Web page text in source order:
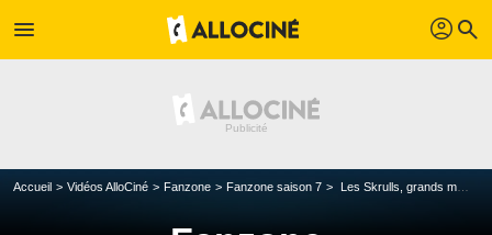
menu profil search
Accueil Vidéos AlloCiné Fanzone Fanzone saison 7 Les Skrulls, grands méchants de la Phase 4 de Marvel ?